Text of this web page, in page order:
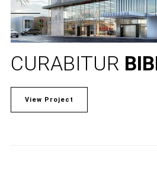
CURABITUR
View Project